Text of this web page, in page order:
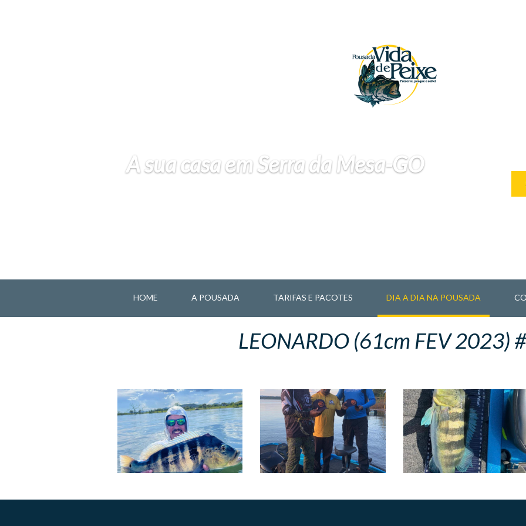
A sua casa em Serra da Mesa-GO
HOME A POUSADA TARIFAS E PACOTES DIA A DIA NA POUSADA
LEONARDO (61cm FEV 2023)